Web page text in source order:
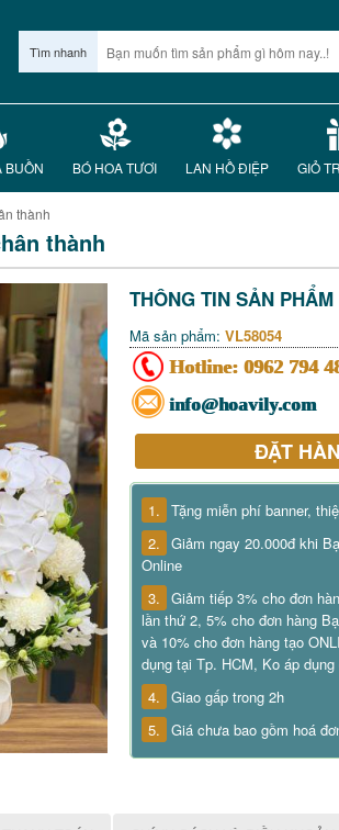
Tìm nhanh
BUỒN BÓ HOA TƯƠI LAN HỒ ĐIỆP GIỎ
thành
thành
THÔNG TIN SẢN PHẨM
Mã sản phẩm: VL58054
Hotline: 0962 794
info@hoavily.com
ĐẶT
1. Tặng miễn phí banner,
2. Giảm ngay 20.000đ khi
Online
3. Giảm tiếp 3% cho đơn
lần thứ 2, 5% cho đơn hàng
và 10% cho đơn hàng tạo
dụng tại Tp. HCM, Ko áp
4. Giao gấp trong 2h
5. Giá chưa bao gồm hoá